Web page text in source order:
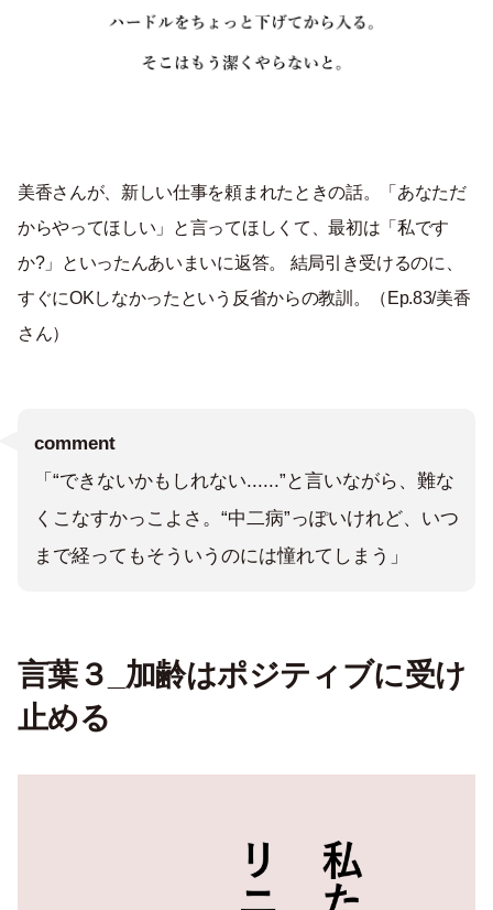
美香さんが、新しい仕事を頼まれたときの話。「あなただ
からやってほしい」と言ってほしくて、最初は「私です
か?」といったんあいまいに返答。 結局引き受けるのに、
すぐにOKしなかったという反省からの教訓。（Ep.83/美香
さん）
comment
「“できないかもしれない......”と言いながら、難な
くこなすかっこよさ。“中二病”っぽいけれど、いつ
まで経ってもそういうのには憧れてしまう」
言葉３_加齢はポジティブに受け
止める